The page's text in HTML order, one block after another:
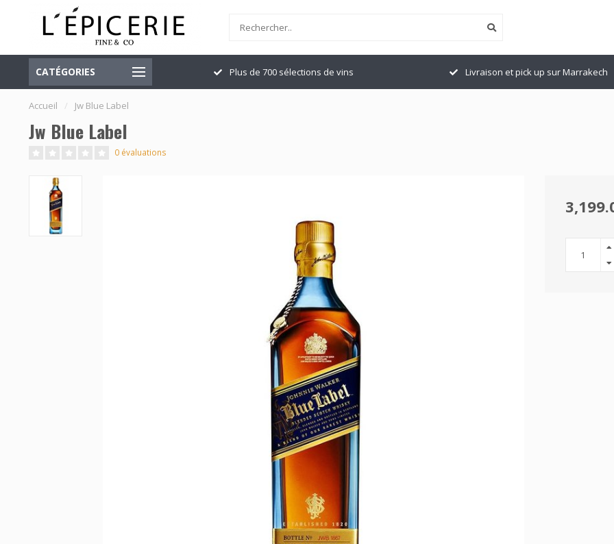
CATÉGORIES
Officiellement ouvert Plus de 700 sélections de vins Livraison et pick up sur Marrakech
Accueil / Jw Blue Label
Jw Blue Label
0 évaluations